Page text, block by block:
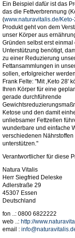
Ein Beispiel dafür ist das
das die Fettverbrennung
(www.naturavitalis.de/Keto-
Produkt geht von dem
unser Körper aus
Gründen selbst erst einmal
Unterstützung benötigt,
zu einer Reduzierung
Fettansammlungen in
sollen, erfolgreicher
Frank Felte: "Mit ‚Keto 28'
Ihren Körper für eine
gerade durchführende
Ketose und den damit
unliebsamer Fettzellen
wunderbare und einfache
verschiedenen Nährstoffen
unterstützen."
Verantwortlicher für diese
Natura Vitalis
Herr Siegfried Deleske
Adlerstraße 29
45307 Essen
Deutschland
fon ..: 0800 6822222
web ..: http://
email :